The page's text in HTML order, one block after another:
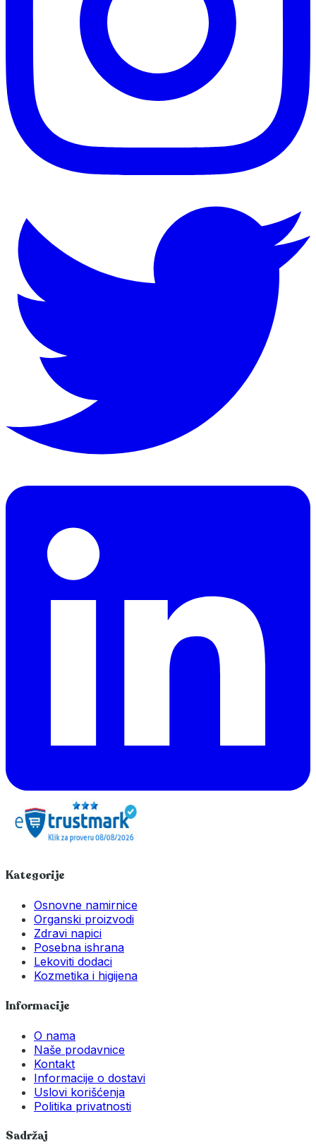
Kategorije
Osnovne namirnice
Organski proizvodi
Zdravi napici
Posebna ishrana
Lekoviti dodaci
Kozmetika i higijena
Informacije
O nama
Naše prodavnice
Kontakt
Informacije o dostavi
Uslovi korišćenja
Politika privatnosti
Sadržaj